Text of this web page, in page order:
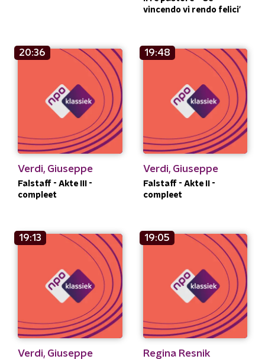
vincendo vi rendo felici'
20:36
Verdi, Giuseppe
Falstaff - Akte III -
compleet
19:48
Verdi, Giuseppe
Falstaff - Akte II -
compleet
19:13
Verdi, Giuseppe
19:05
Regina Resnik